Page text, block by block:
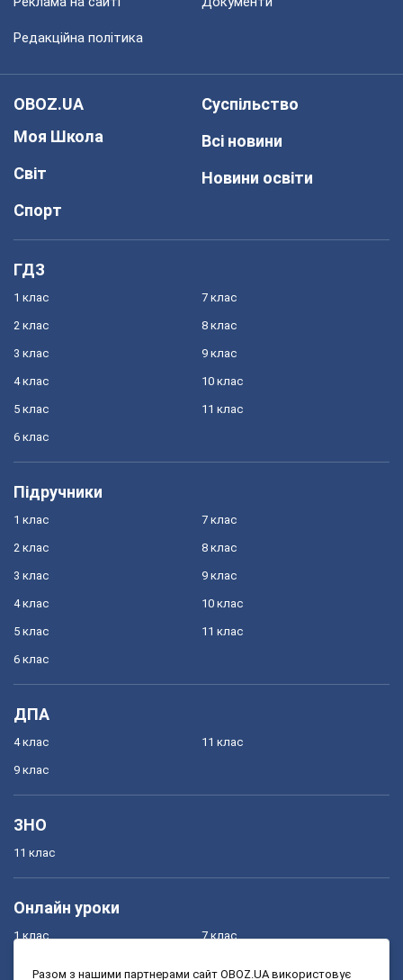
Редакційна політика
OBOZ.UA
Моя Школа
Світ
Спорт
Суспільство
Всі новини
Новини освіти
ГДЗ
1 клас
2 клас
3 клас
4 клас
5 клас
6 клас
7 клас
8 клас
9 клас
10 клас
11 клас
Підручники
1 клас
2 клас
3 клас
4 клас
5 клас
6 клас
7 клас
8 клас
9 клас
10 клас
11 клас
ДПА
4 клас
9 клас
11 клас
ЗНО
11 клас
Онлайн уроки
1 клас 7 клас
Разом з нашими партнерами сайт OBOZ.UA використовує